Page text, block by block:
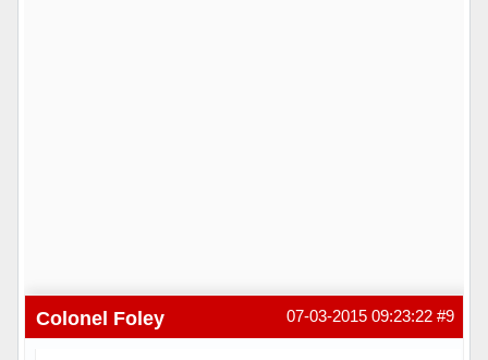
#9
07-03-2015 09:23:22
Colonel Foley